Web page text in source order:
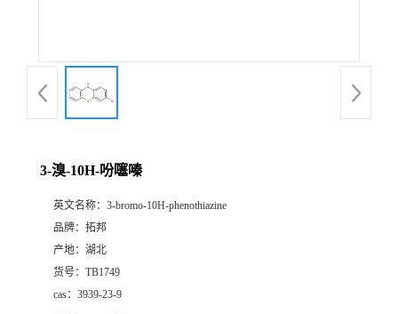
3-溴-10H-吩噻嗪
英文名称： 3-bromo-10H-phenothiazine
品牌： 拓邦
产地： 湖北
货号： TB1749
cas： 3939-23-9